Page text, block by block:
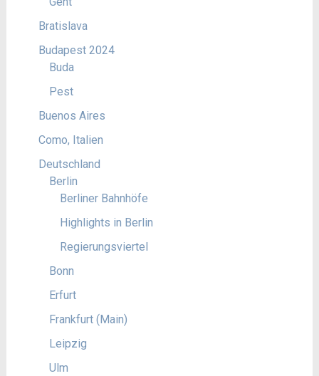
Bratislava
Budapest 2024
Buda
Pest
Buenos Aires
Como, Italien
Deutschland
Berlin
Berliner Bahnhöfe
Highlights in Berlin
Regierungsviertel
Bonn
Erfurt
Frankfurt (Main)
Leipzig
Ulm